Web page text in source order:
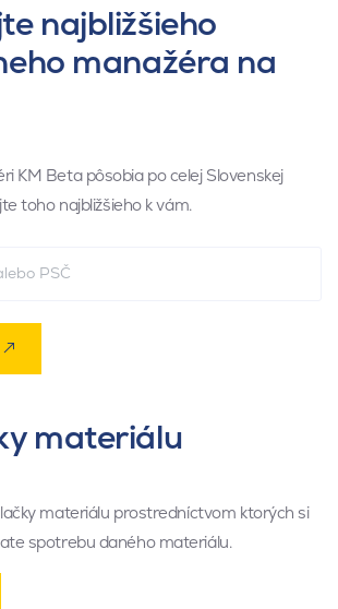
najbližšieho
manažéra na
KM Beta pôsobia po celej Slovenskej
toho najbližšieho k vám.
materiálu
materiálu prostredníctvom ktorých si
spotrebu daného materiálu.